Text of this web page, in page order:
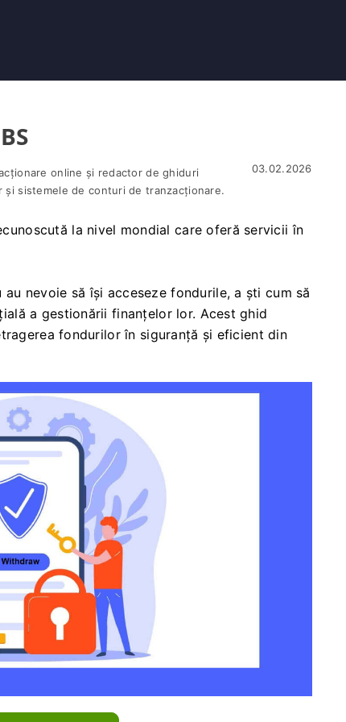
online și redactor de ghiduri
și sistemele de conturi de tranzacționare.
03.02.2026
la nivel mondial care oferă servicii în
nevoie să își acceseze fondurile, a ști cum să
a gestionării finanțelor lor. Acest ghid
fondurilor în siguranță și eficient din